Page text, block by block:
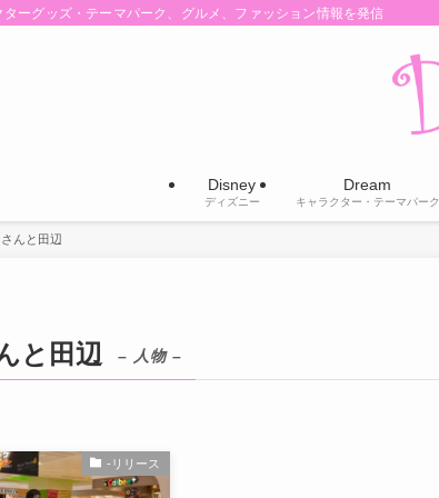
ーグッズ・テーマパーク、グルメ、ファッション情報を発信
Disney
ディズニー
Dream
キャラクター・テーマパーク
んと田辺
と田辺 – 人物 –
-リリース